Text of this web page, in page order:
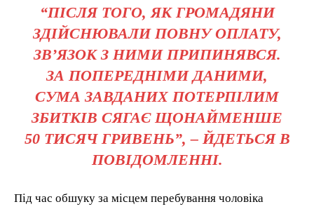
“ПІСЛЯ ТОГО, ЯК ГРОМАДЯНИ
ЗДІЙСНЮВАЛИ ПОВНУ ОПЛАТУ,
ЗВ’ЯЗОК З НИМИ ПРИПИНЯВСЯ.
ЗА ПОПЕРЕДНІМИ ДАНИМИ,
СУМА ЗАВДАНИХ ПОТЕРПІЛИМ
ЗБИТКІВ СЯГАЄ ЩОНАЙМЕНШЕ
50 ТИСЯЧ ГРИВЕНЬ”, – ЙДЕТЬСЯ В
ПОВІДОМЛЕННІ.
Під час обшуку за місцем перебування чоловіка